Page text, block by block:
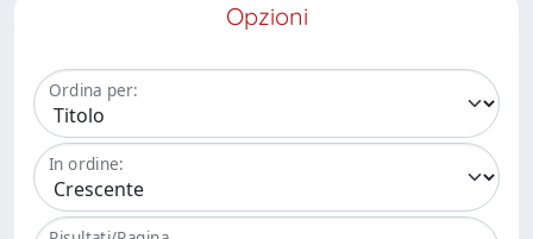
Opzioni
Ordina per:
In ordine: